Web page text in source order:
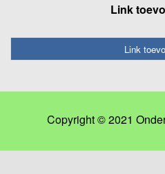
Link
Link
Copyright © 2021